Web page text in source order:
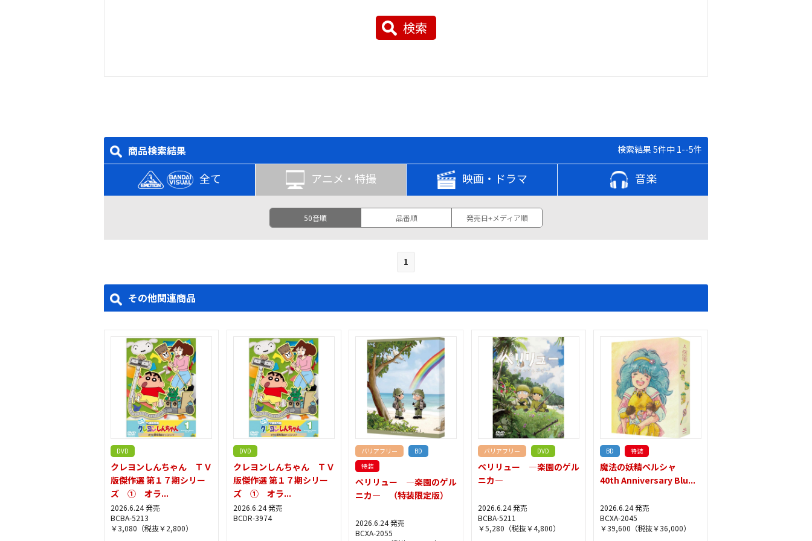
検索
商品検索結果 検索結果 5件中 1--5件
全て アニメ・特撮 映画・ドラマ 音楽
50音順 品番順 発売日+メディア順
1
その他関連商品
DVD
クレヨンしんちゃん ＴＶ
版傑作選 第１７期シリー
ズ ① オラ...
2026.6.24 発売
BCBA-5213
￥3,080（税抜￥2,800）
DVD
クレヨンしんちゃん ＴＶ
版傑作選 第１７期シリー
ズ ① オラ...
2026.6.24 発売
BCDR-3974
バリアフリー
BD
特装
ペリリュー ―楽園のゲル
ニカ― （特装限定版）
2026.6.24 発売
BCXA-2055
バリアフリー DVD
ペリリュー ―楽園のゲル
ニカ―
2026.6.24 発売
BCBA-5211
￥5,280（税抜￥4,800）
BD 特装
魔法の妖精ペルシャ
40th Anniversary Blu...
2026.6.24 発売
BCXA-2045
￥39,600（税抜￥36,000）